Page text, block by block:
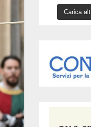
Carica